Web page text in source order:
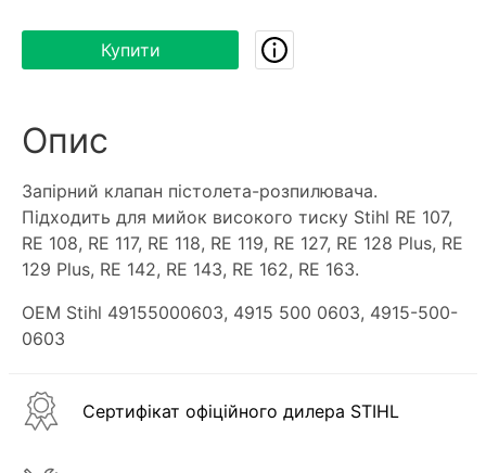
Купити
Опис
Запірний клапан пістолета-розпилювача.
Підходить для мийок високого тиску Stihl RE 107,
RE 108, RE 117, RE 118, RE 119, RE 127, RE 128 Plus, RE
129 Plus, RE 142, RE 143, RE 162, RE 163.
OEM Stihl 49155000603, 4915 500 0603, 4915-500-
0603
Сертифікат офіційного дилера STIHL